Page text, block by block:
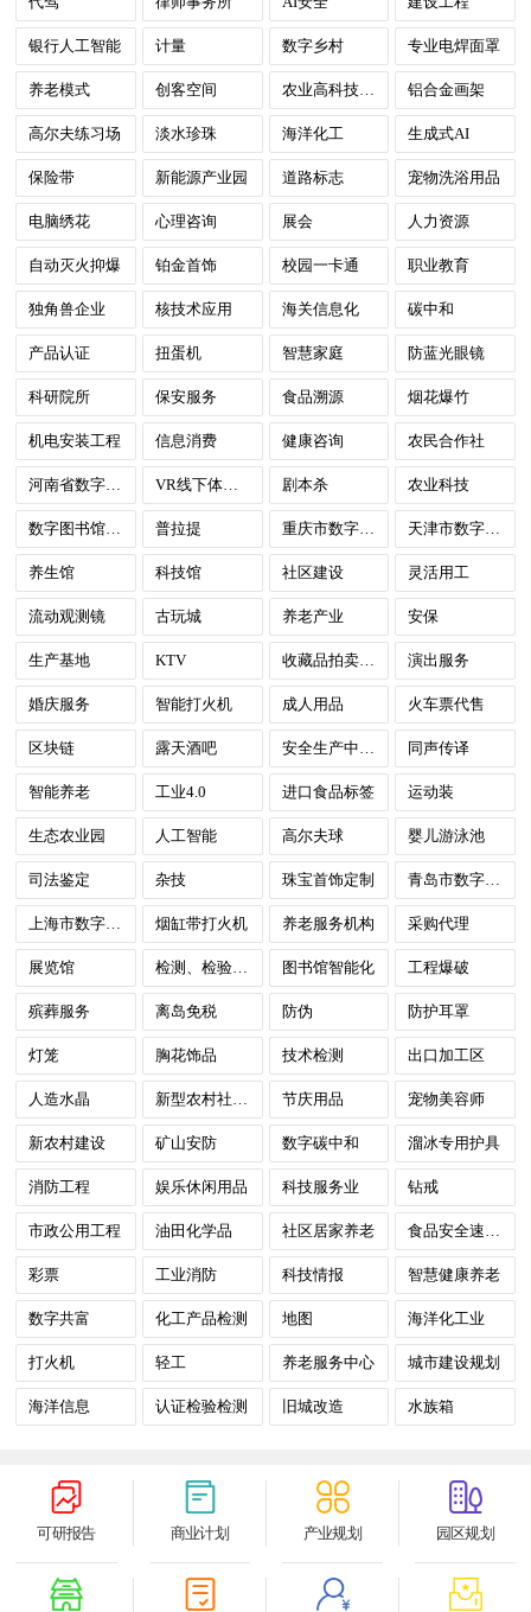
银行人工智能 计量 数字乡村 专业电焊面罩
养老模式 创客空间 农业高科技示范园 铝合金画架
高尔夫练习场 淡水珍珠 海洋化工 生成式AI
保险带 新能源产业园 道路标志 宠物洗浴用品
电脑绣花 心理咨询 展会 人力资源
自动灭火抑爆 铂金首饰 校园一卡通 职业教育
独角兽企业 核技术应用 海关信息化 碳中和
产品认证 扭蛋机 智慧家庭 防蓝光眼镜
科研院所 保安服务 食品溯源 烟花爆竹
机电安装工程 信息消费 健康咨询 农民合作社
VR线下体验店 剧本杀 农业科技
普拉提 重庆市数字政府
养生馆 科技馆 社区建设 灵活用工
流动观测镜 古玩城 养老产业 安保
生产基地 KTV 收藏品拍卖服务 演出服务
婚庆服务 智能打火机 成人用品 火车票代售
区块链 露天酒吧 同声传译
智能养老 工业4.0 进口食品标签 运动装
生态农业园 人工智能 高尔夫球 婴儿游泳池
司法鉴定 杂技 珠宝首饰定制
烟缸带打火机 养老服务机构 采购代理
展览馆 检测、检验与认证（TIC） 图书馆智能化 工程爆破
殡葬服务 离岛免税 防伪 防护耳罩
灯笼 胸花饰品 技术检测 出口加工区
人造水晶 节庆用品 宠物美容师
新农村建设 矿山安防 数字碳中和 溜冰专用护具
消防工程 娱乐休闲用品 科技服务业 钻戒
市政公用工程 油田化学品 社区居家养老
彩票 工业消防 科技情报 智慧健康养老
数字共富 化工产品检测 地图 海洋化工业
打火机 轻工 养老服务中心 城市建设规划
海洋信息 认证检验检测 旧城改造 水族箱
可研报告 商业计划 产业规划 园区规划